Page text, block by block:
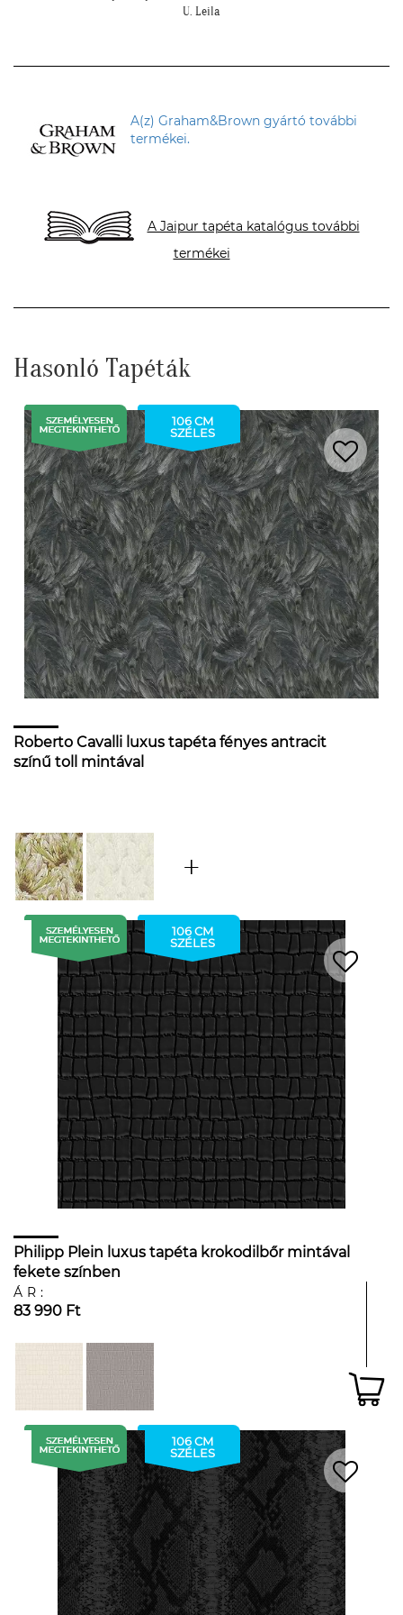
A(z) Graham&Brown gyártó további
termékei.
A Jaipur tapéta katalógus további
termékei
Hasonló Tapéták
106 CM
SZÉLES
Roberto Cavalli luxus tapéta fényes antracit
színű toll mintával
106 CM
SZÉLES
Philipp Plein luxus tapéta krokodilbőr mintával
fekete színben
ÁR:
83 990 Ft
106 CM
SZÉLES